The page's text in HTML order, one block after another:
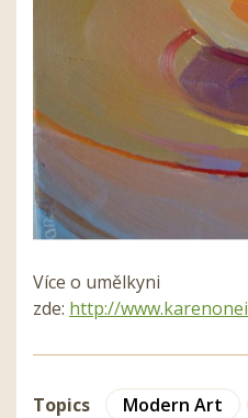
Více o umělkyni
zde: http://
Topics Modern Art